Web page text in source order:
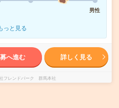
男性
っと見る
へ進む 詳しく見る
フレンドパーク 群馬本社